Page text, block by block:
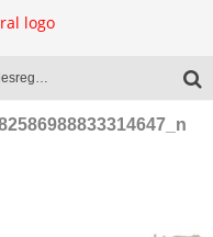
El libro en la mira de la desregulación